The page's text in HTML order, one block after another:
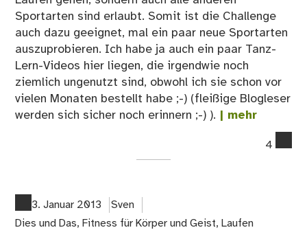
Sportarten sind erlaubt. Somit ist die Challenge
auch dazu geeignet, mal ein paar neue Sportarten
auszuprobieren. Ich habe ja auch ein paar Tanz-
Lern-Videos hier liegen, die irgendwie noch
ziemlich ungenutzt sind, obwohl ich sie schon vor
vielen Monaten bestellt habe ;-) (fleißige Blogleser
werden sich sicher noch erinnern ;-) ). | mehr
4
3. Januar 2013
Sven
Dies und Das, Fitness für Körper und Geist, Laufen